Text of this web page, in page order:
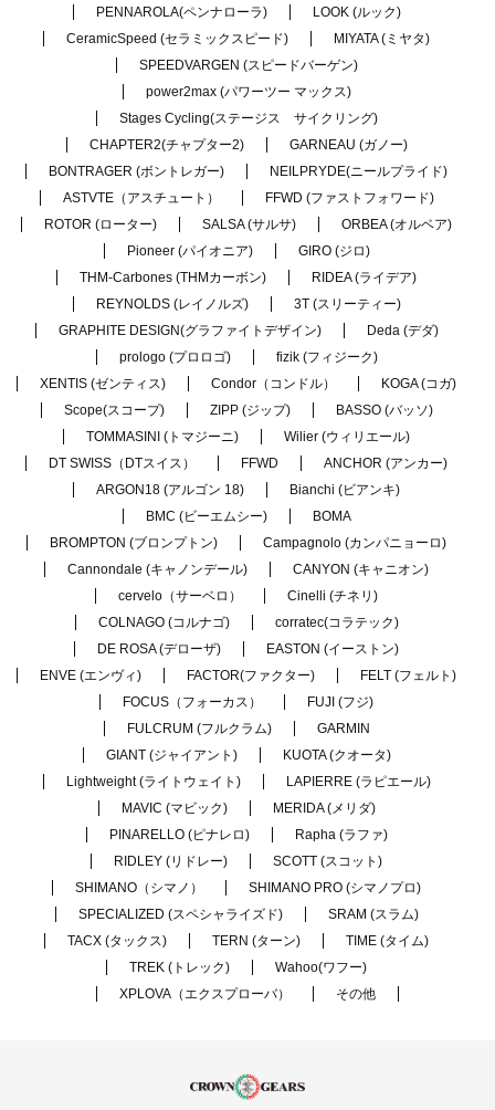
PENNAROLA(ペンナローラ)
LOOK (ルック)
CeramicSpeed (セラミックスピード)
MIYATA (ミヤタ)
SPEEDVARGEN (スピードバーゲン)
power2max (パワーツー マックス)
Stages Cycling(ステージス サイクリング)
CHAPTER2(チャプター2)
GARNEAU (ガノー)
BONTRAGER (ボントレガー)
NEILPRYDE(ニールプライド)
ASTVTE（アスチュート）
FFWD (ファストフォワード)
ROTOR (ローター)
SALSA (サルサ)
ORBEA (オルベア)
Pioneer (パイオニア)
GIRO (ジロ)
THM-Carbones (THMカーボン)
RIDEA (ライデア)
REYNOLDS (レイノルズ)
3T (スリーティー)
GRAPHITE DESIGN(グラファイトデザイン)
Deda (デダ)
prologo (プロロゴ)
fizik (フィジーク)
XENTIS (ゼンティス)
Condor（コンドル）
KOGA (コガ)
Scope(スコープ)
ZIPP (ジップ)
BASSO (バッソ)
TOMMASINI (トマジーニ)
Wilier (ウィリエール)
DT SWISS（DTスイス）
FFWD
ANCHOR (アンカー)
ARGON18 (アルゴン 18)
Bianchi (ビアンキ)
BMC (ビーエムシー)
BOMA
BROMPTON (ブロンプトン)
Campagnolo (カンパニョーロ)
Cannondale (キャノンデール)
CANYON (キャニオン)
cervelo（サーベロ）
Cinelli (チネリ)
COLNAGO (コルナゴ)
corratec(コラテック)
DE ROSA (デローザ)
EASTON (イーストン)
ENVE (エンヴィ)
FACTOR(ファクター)
FELT (フェルト)
FOCUS（フォーカス）
FUJI (フジ)
FULCRUM (フルクラム)
GARMIN
GIANT (ジャイアント)
KUOTA (クオータ)
Lightweight (ライトウェイト)
LAPIERRE (ラピエール)
MAVIC (マビック)
MERIDA (メリダ)
PINARELLO (ピナレロ)
Rapha (ラファ)
RIDLEY (リドレー)
SCOTT (スコット)
SHIMANO（シマノ）
SHIMANO PRO (シマノプロ)
SPECIALIZED (スペシャライズド)
SRAM (スラム)
TACX (タックス)
TERN (ターン)
TIME (タイム)
TREK (トレック)
Wahoo(ワフー)
XPLOVA（エクスプローバ）
その他